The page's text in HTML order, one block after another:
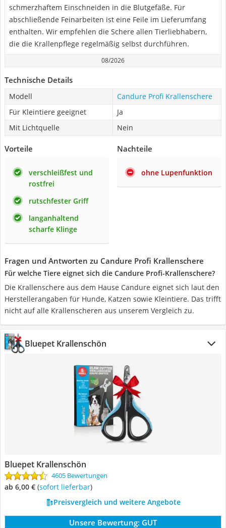
schmerzhaftem Einschneiden in die Blutgefäße. Für
abschließende Feinarbeiten ist eine Feile im Lieferumfang
enthalten. Wir empfehlen die Schere allen Tierliebhabern,
die die Krallenpflege regelmäßig selbst durchführen.
08/2026
Technische Details
Modell
Candure Profi Krallenschere
Für Kleintiere geeignet
Ja
Mit Lichtquelle
Nein
Vorteile
verschleißfest und
rostfrei
rutschfester Griff
langanhaltend
scharfe Klinge
Nachteile
ohne Lupenfunktion
Fragen und Antworten zu Candure Profi Krallenschere
Für welche Tiere eignet sich die Candure Profi-Krallenschere?
Die Krallenschere aus dem Hause Candure eignet sich laut den
Herstellerangaben für Hunde, Katzen sowie Kleintiere. Das trifft
nicht auf alle Krallenscheren aus unserem Vergleich zu.
Bluepet Krallenschön
Bluepet Krallenschön
4605 Bewertungen
ab 6,00 € ( Sofort lieferbar)
Preisvergleich und weitere Angebote
Unsere Bewertung: GUT